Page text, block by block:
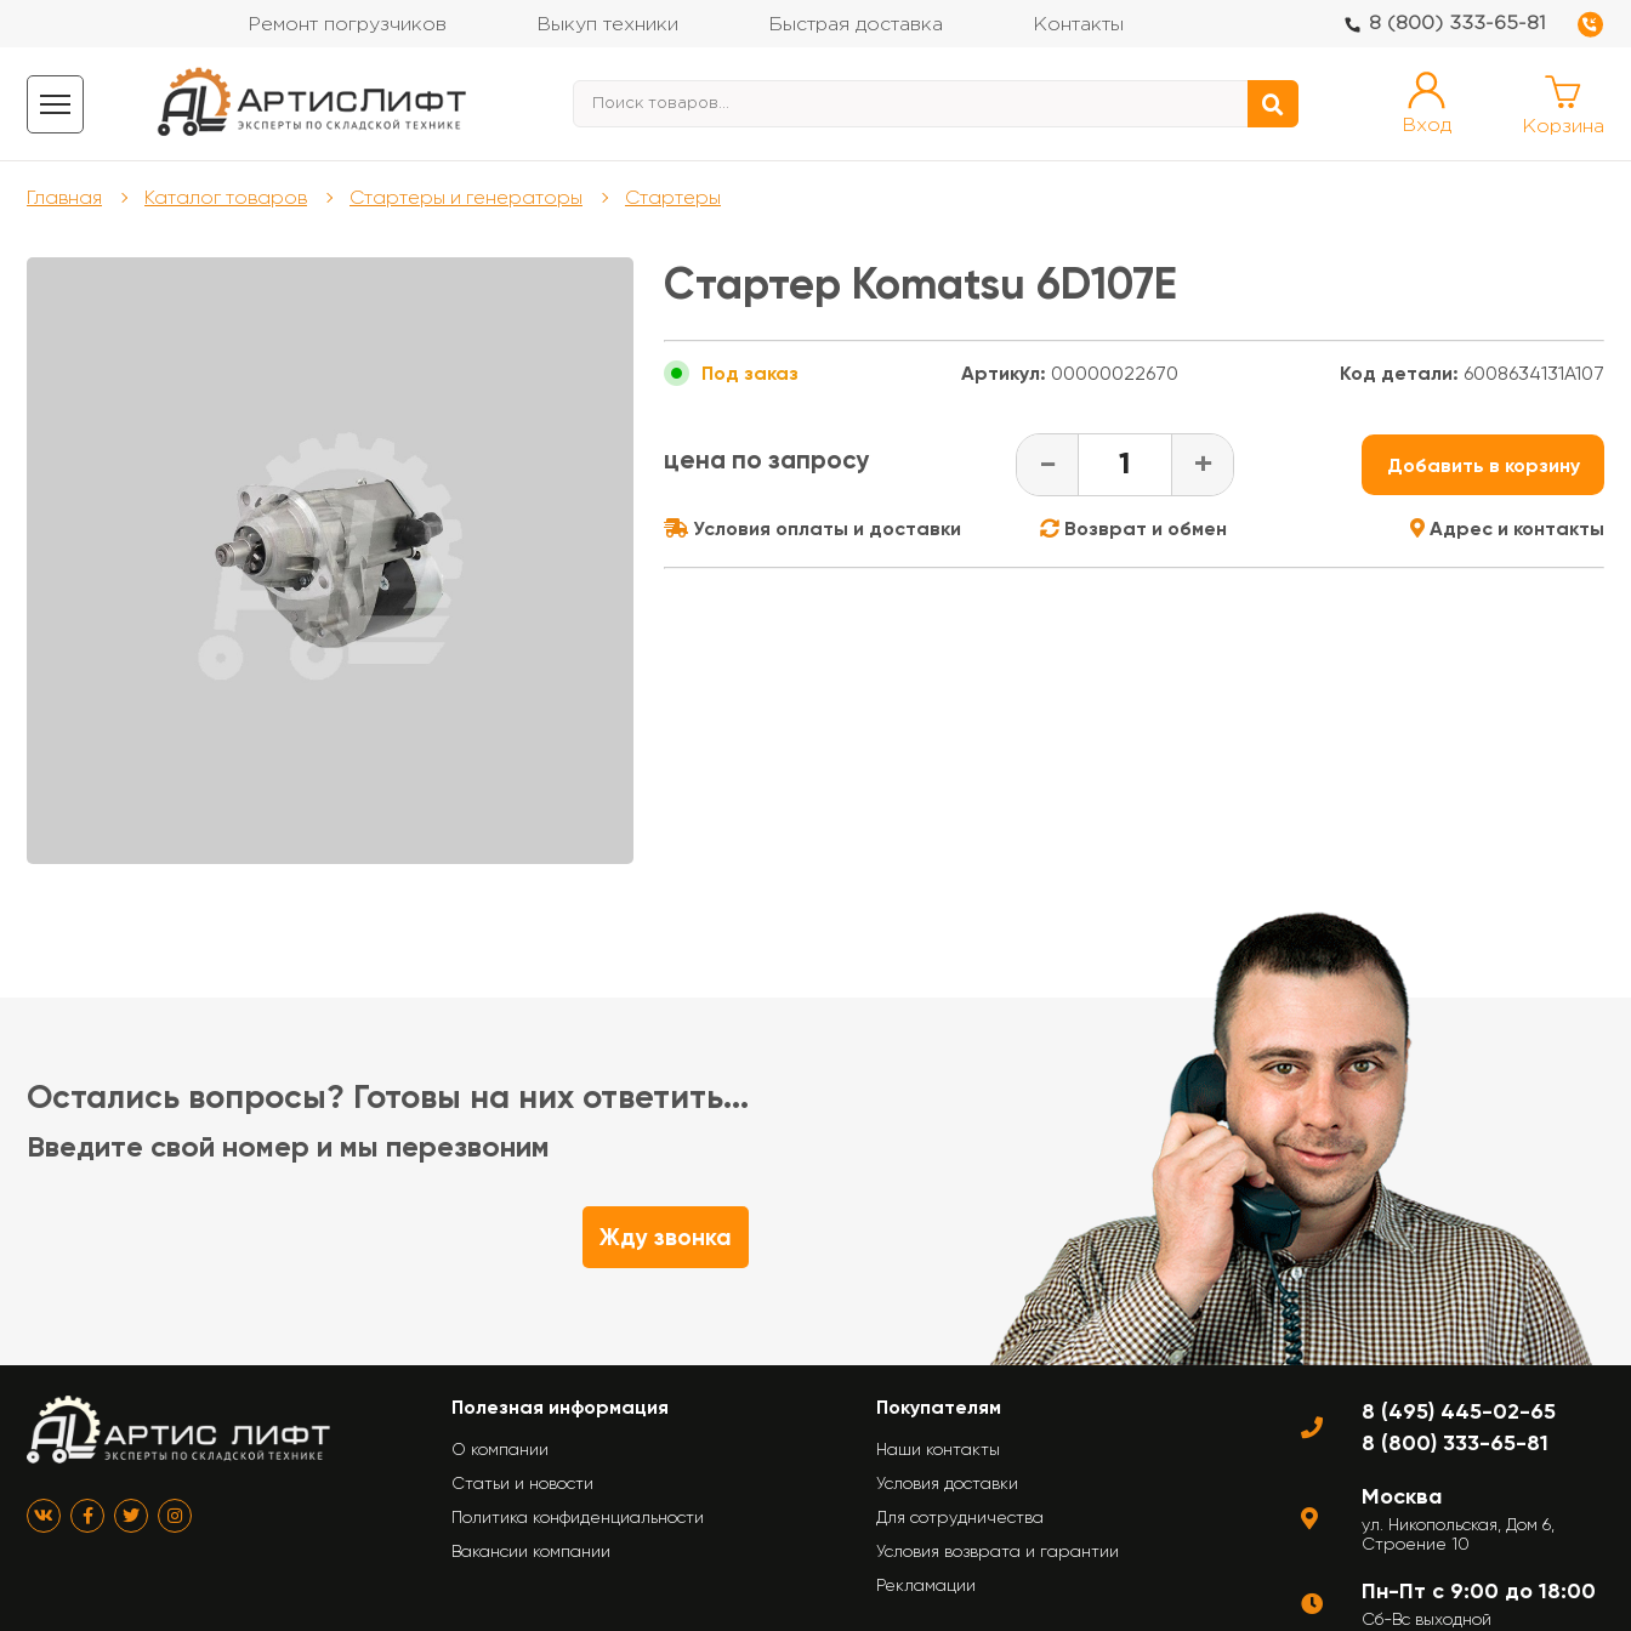
Ремонт погрузчиков Выкуп техники Быстрая доставка Контакты 8 (800) 333-65-81
Вход Корзина
Главная Каталог товаров Стартеры и генераторы Стартеры
Стартер Komatsu 6D107E
Под заказ Артикул: 00000022670 Код детали: 6008634131A107
цена по запросу - + Добавить в корзину
Условия оплаты и доставки Возврат и обмен Адрес и контакты
Остались вопросы? Готовы на них ответить...
Введите свой номер и мы перезвоним
Жду звонка
Полезная информация
О компании
Статьи и новости
Политика конфиденциальности
Вакансии компании
Покупателям
Наши контакты
Условия доставки
Для сотрудничества
Условия возврата и гарантии
Рекламации
8 (495) 445-02-65
8 (800) 333-65-81
Москва
ул. Никопольская, Дом 6,
Строение 10
Пн-Пт с 9:00 до 18:00
Сб-Вс выходной